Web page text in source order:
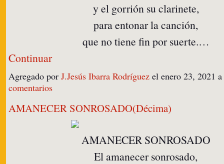
y el gorrión su clarinete,
para entonar la canción,
que no tiene fin por suerte.…
Continuar
Agregado por J.Jesús Ibarra Rodríguez el enero 23, 2021
comentarios
AMANECER SONROSADO(Décima)
AMANECER SONROSADO
El amanecer sonrosado,